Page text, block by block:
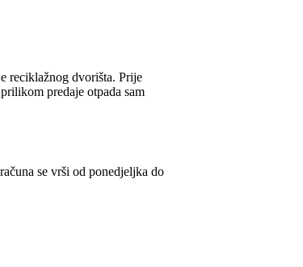
reciklažnog dvorišta. Prije
predaje otpada sam
se vrši od ponedjeljka do